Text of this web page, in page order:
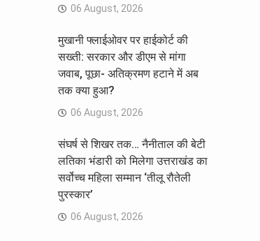
06 August, 2026
मुखानी फ्लाईओवर पर हाईकोर्ट की
सख्ती: सरकार और डीएम से मांगा
जवाब, पूछा- अतिक्रमण हटाने में अब
तक क्या हुआ?
06 August, 2026
संघर्ष से शिखर तक… नैनीताल की बेटी
लतिका भंडारी को मिलेगा उत्तराखंड का
सर्वोच्च महिला सम्मान ‘तीलू रौतेली
पुरस्कार’
06 August, 2026